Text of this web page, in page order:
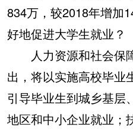
834万，较2018年增加
好地促进大学生就业？
人力资源和社会保
出，将以实施高校毕业
引导毕业生到城乡基层
地区和中小企业就业；